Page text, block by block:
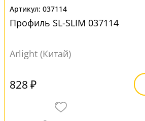
037114
Профиль SL-SLIM 037114
Arlight (Китай)
828 ₽